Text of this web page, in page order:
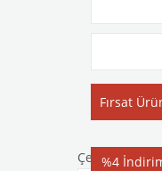
Fırsat
Çelik Bileklik
%4